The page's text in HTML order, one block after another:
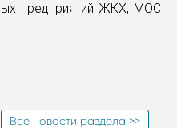
предприятий ЖКХ, МОС
Все новости раздела >>